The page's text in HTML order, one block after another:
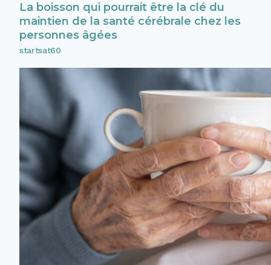
La boisson qui pourrait être la clé du
maintien de la santé cérébrale chez les
personnes âgées
startsat60